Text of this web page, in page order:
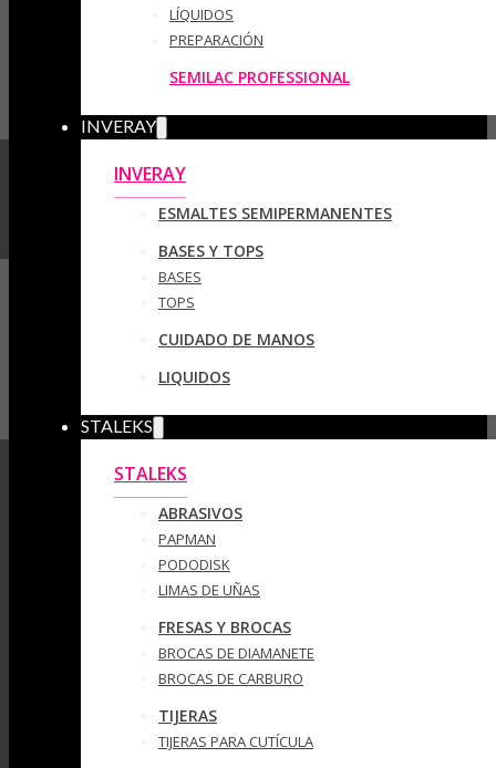
LÍQUIDOS
PREPARACIÓN
SEMILAC PROFESSIONAL
INVERAY
INVERAY
ESMALTES SEMIPERMANENTES
BASES Y TOPS
BASES
TOPS
CUIDADO DE MANOS
LIQUIDOS
STALEKS
STALEKS
ABRASIVOS
PAPMAN
PODODISK
LIMAS DE UÑAS
FRESAS Y BROCAS
BROCAS DE DIAMANETE
BROCAS DE CARBURO
TIJERAS
TIJERAS PARA CUTÍCULA